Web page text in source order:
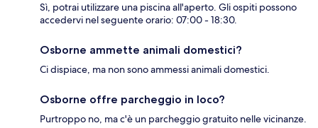
Sì, potrai utilizzare una piscina all'aperto. Gli ospiti possono
accedervi nel seguente orario: 07:00 - 18:30.
Osborne ammette animali domestici?
Ci dispiace, ma non sono ammessi animali domestici.
Osborne offre parcheggio in loco?
Purtroppo no, ma c'è un parcheggio gratuito nelle vicinanze.